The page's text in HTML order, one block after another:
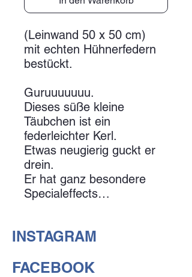
(Leinwand 50 x 50 cm)
mit echten Hühnerfedern
bestückt.
Guruuuuuuu.
Dieses süße kleine
Täubchen ist ein
federleichter Kerl.
Etwas neugierig guckt er
drein.
Er hat ganz besondere
Specialeffects…
INSTAGRAM
FACEBOOK